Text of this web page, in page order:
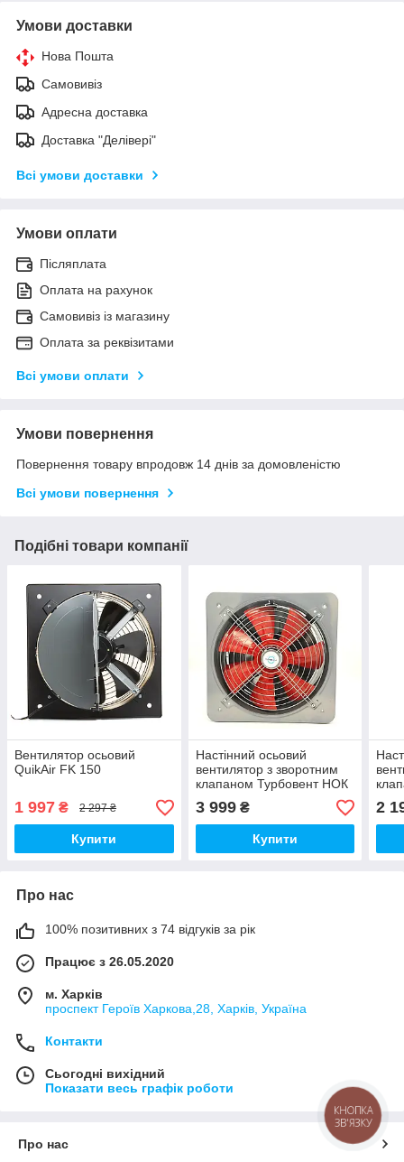
Умови доставки
Нова Пошта
Самовивіз
Адресна доставка
Доставка "Делівері"
Всі умови доставки
Умови оплати
Післяплата
Оплата на рахунок
Самовивіз із магазину
Оплата за реквізитами
Всі умови оплати
Умови повернення
Повернення товару впродовж 14 днів за домовленістю
Всі умови повернення
Подібні товари компанії
Вентилятор осьовий
QuikAir FK 150
1 997 ₴ 2 297 ₴
Купити
Настінний осьовий
вентилятор з зворотним
клапаном Турбовент НОК
3 999₴
Купити
2
Про нас
100% позитивних з 74 відгуків за рік
Працює з 26.05.2020
м. Харків
проспект Героїв Харкова,28, Харків, Україна
Контакти
Сьогодні вихідний
Показати весь графік роботи
Про нас
КНОПКА
ЗВ'ЯЗКУ